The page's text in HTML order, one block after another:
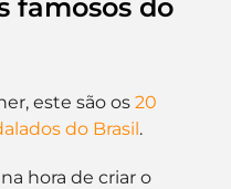
famosos do
este são os 20
do Brasil.
hora de criar o